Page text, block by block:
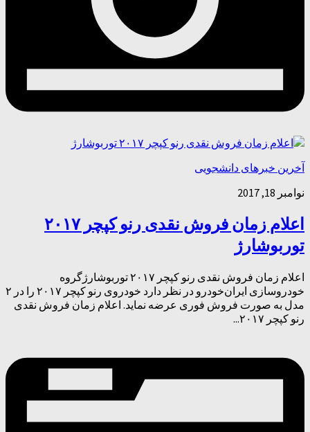
آخرین خبرهای دانشجویی
نوامبر 18, 2017
اعلام زمان فروش نقدی رنو کپچر ۲۰۱۷
توربوشارژ
اعلام زمان فروش نقدی رنو کپچر ۲۰۱۷ توربوشارژگروه
خودروسازی ایران‌خودرو در نظر دارد خودروی رنو کپچر ۲۰۱۷ را در ۲
مدل به صورت فروش فوری عرضه نماید. اعلام زمان فروش نقدی
رنو کپچر ۲۰۱۷...